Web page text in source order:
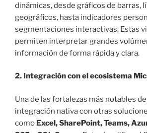
dinámicas, desde gráficos de barras,
geográficos, hasta indicadores
segmentaciones interactivas. Estas
permiten interpretar grandes
información de forma rápida y clara.
2. Integración con el ecosistema
Una de las fortalezas más notables de
integración nativa con otras
como Excel, SharePoint, Teams,